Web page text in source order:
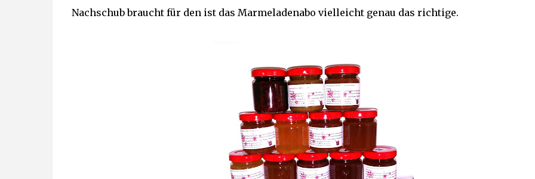
Nachschub braucht für den ist das Marmeladenabo vielleicht genau das richtige.